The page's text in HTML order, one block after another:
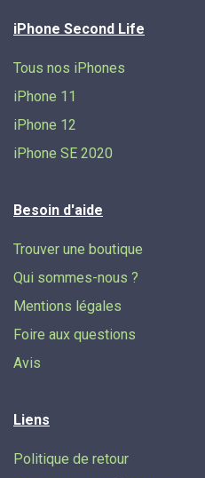
iPhone Second Life
Tous nos iPhones
iPhone 11
iPhone 12
iPhone SE 2020
Besoin d'aide
Trouver une boutique
Qui sommes-nous ?
Mentions légales
Foire aux questions
Avis
Liens
Politique de retour